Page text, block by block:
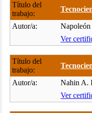
Título del
trabajo:
Autor/a:
Ver
Título del
trabajo:
Autor/a:
Nahin A.
Ver